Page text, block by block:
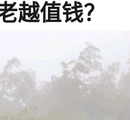
越值钱？